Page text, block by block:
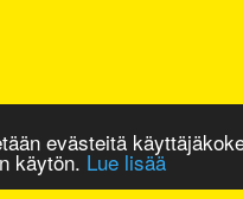
evästeitä
käytön. Lue lisää